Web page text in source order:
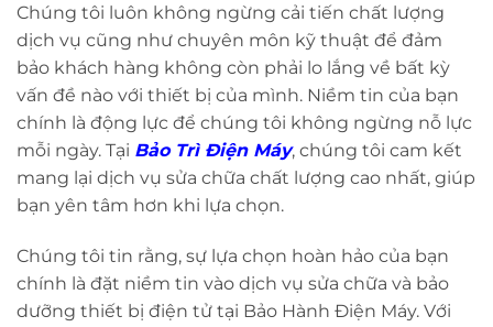
Chúng tôi luôn không ngừng cải tiến chất lượng
dịch vụ cũng như chuyên môn kỹ thuật để đảm
bảo khách hàng không còn phải lo lắng về bất kỳ
vấn đề nào với thiết bị của mình. Niềm tin của bạn
chính là động lực để chúng tôi không ngừng nỗ lực
mỗi ngày. Tại Bảo Trì Điện Máy, chúng tôi cam kết
mang lại dịch vụ sửa chữa chất lượng cao nhất, giúp
bạn yên tâm hơn khi lựa chọn.
Chúng tôi tin rằng, sự lựa chọn hoàn hảo của bạn
chính là đặt niềm tin vào dịch vụ sửa chữa và bảo
dưỡng thiết bị điện tử tại Bảo Hành Điện Máy. Với